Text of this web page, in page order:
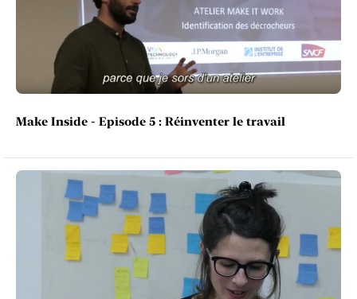
Make Inside - Episode 5 : Réinventer le travail